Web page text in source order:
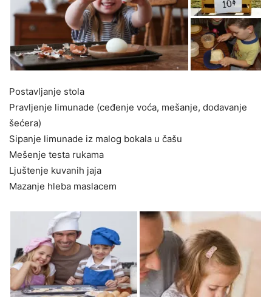
Postavljanje stola
Pravljenje limunade (ceđenje voća, mešanje, dodavanje
šećera)
Sipanje limunade iz malog bokala u čašu
Mešenje testa rukama
Ljuštenje kuvanih jaja
Mazanje hleba maslacem